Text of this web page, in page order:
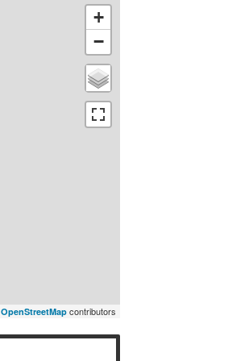
+
−
OpenStreetMapcontributors